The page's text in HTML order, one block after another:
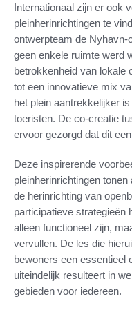
Internationaal zijn er ook
pleinherinrichtingen te
ontwerpteam de Nyhavn-
geen enkele ruimte werd
betrokkenheid van lokale
tot een innovatieve mix
het plein aantrekkelijker
toeristen. De co-creatie
ervoor gezorgd dat dit
Deze inspirerende
pleinherinrichtingen
de herinrichting van
participatieve strategieën
alleen functioneel zijn,
vervullen. De les die
bewoners een essentieel
uiteindelijk resulteert in
gebieden voor iedereen.